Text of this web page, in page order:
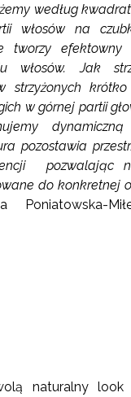
według
włosów na
tworzy
włosów. Jak
strzyżonych krótko
w górnej partii
pozostawia
pozwalając
do konkretnej
Poniatowska-
naturalny